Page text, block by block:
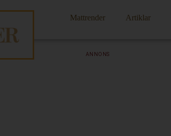
Mattrender Artiklar
ANNONS